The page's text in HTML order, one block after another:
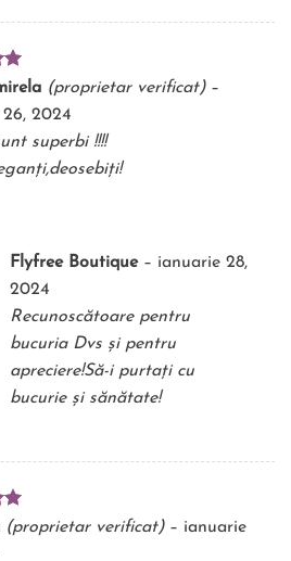
(proprietar verificat) –
2024
superbi !!!!
Flyfree Boutique – ianuarie 28,
2024
Recunoscătoare pentru
bucuria Dvs și pentru
apreciere!Să-i purtați cu
bucurie și sănătate!
(proprietar verificat) – ianuarie